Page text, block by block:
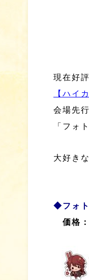
現在好
【ハイ
会場先
「フォ
大好き
◆フォト
価格：